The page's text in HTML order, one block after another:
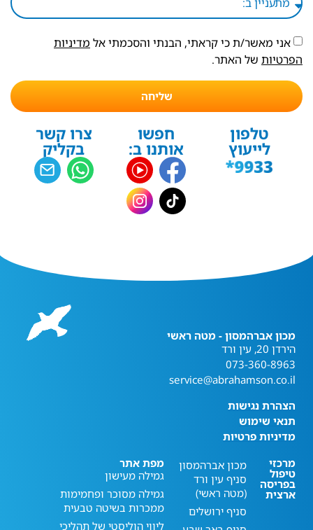
אני מאשר/ת כי קראתי, הבנתי והסכמתי אל מדיניות
הפרטיות של האתר.
שליחה
טלפון
לייעוץ
חפשו
אותנו ב:
צרו קשר
בקליק
מכון אברהמסון - מטה ראשי
הירדן 20, עין ורד
073-360-8963
service@abrahamson.co.il
הצהרת נגישות
תנאי שימוש
מדיניות פרטיות
מרכזי
טיפול
בפריסה
ארצית
מכון אברהמסון
סניף עין ורד
(מטה ראשי)
סניף ירושלים
מפת אתר
גמילה מעישון
גמילה מסוכר ופחמימות
ממכרות בשיטה טבעית
ליווי הוליסטי של תהליכי